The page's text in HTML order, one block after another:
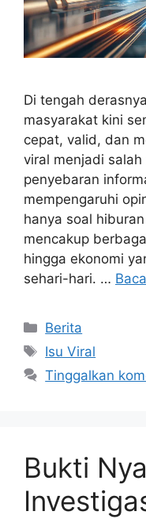
Di tengah
masyarakat kini
cepat, valid, dan
viral menjadi
penyebaran
mempengaruhi
hanya soal
mencakup
hingga ekonomi
sehari-hari. …
Kategori
Berita
Tag
Isu Viral
Tinggalkan
Bukti